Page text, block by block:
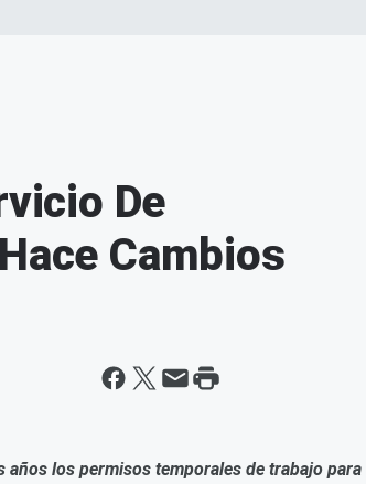
De
Cambios
años los permisos temporales de trabajo para